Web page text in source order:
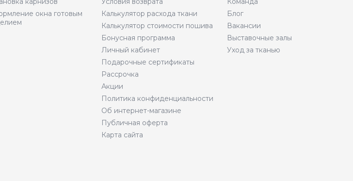
окна готовым
Калькулятор расхода ткани
Калькулятор стоимости пошива
Бонусная программа
Личный кабинет
Подарочные сертификаты
Рассрочка
Акции
Политика конфиденциальности
Об интернет-магазине
Публичная оферта
Карта сайта
Блог
Вакансии
Выставочные залы
Уход за тканью